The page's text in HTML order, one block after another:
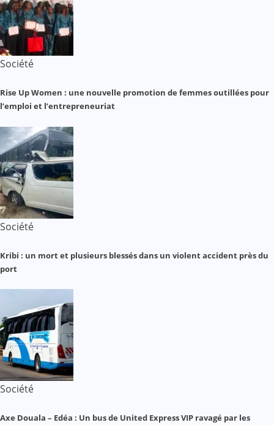
Société
Rise Up Women : une nouvelle promotion de femmes outillées pour
l’emploi et l’entrepreneuriat
Société
Kribi : un mort et plusieurs blessés dans un violent accident près du
port
Société
Axe Douala – Edéa : Un bus de United Express VIP ravagé par les